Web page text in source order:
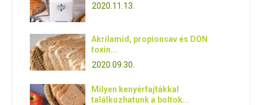
2020.11.13.
Akrilamid, propionsav és DON
toxin...
2020.09.30.
Milyen kenyérfajtákkal
találkozhatunk a boltok...